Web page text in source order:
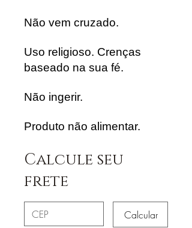
Não vem cruzado.
Uso religioso. Crenças
baseado na sua fé.
Não ingerir.
Produto não alimentar.
Calcule seu
frete
Calcular